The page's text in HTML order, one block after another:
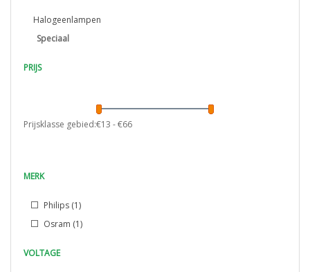
Halogeenlampen
Speciaal
PRIJS
Prijsklasse gebied:€13 - €66
MERK
Philips (1)
Osram (1)
VOLTAGE